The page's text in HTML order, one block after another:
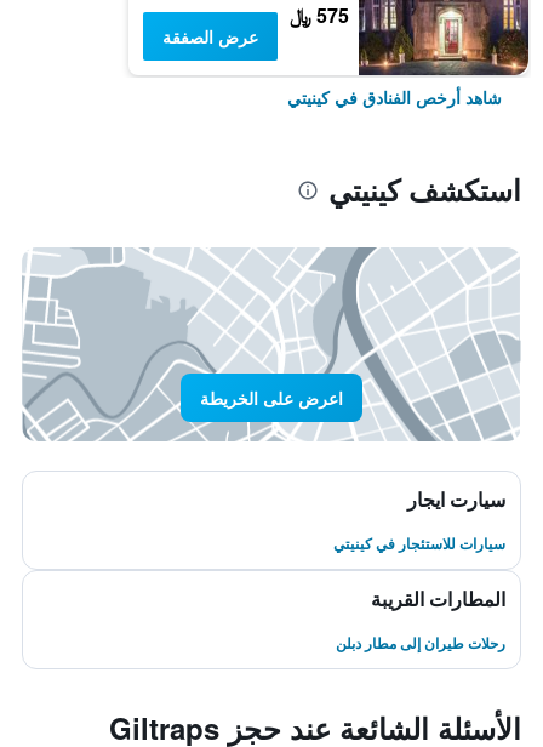
575 ﷼
عرض الصفقة
شاهد أرخص الفنادق في كينيتي
استكشف كينيتي
اعرض على الخريطة
سيارت ايجار
سيارات للاستئجار في كينيتي
المطارات القريبة
رحلات طيران إلى مطار دبلن
الأسئلة الشائعة عند حجز Giltraps